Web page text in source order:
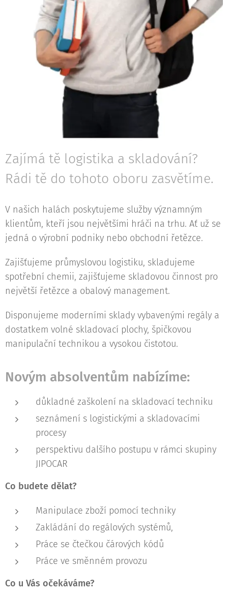
Zajímá tě logistika a skladování?
Rádi tě do tohoto oboru zasvětíme.
V našich halách poskytujeme služby významným
klientům, kteří jsou největšími hráči na trhu. Ať už se
jedná o výrobní podniky nebo obchodní řetězce.
Zajišťujeme průmyslovou logistiku, skladujeme
spotřební chemii, zajišťujeme skladovou činnost pro
největší řetězce a obalový management.
Disponujeme moderními sklady vybavenými regály a
dostatkem volné skladovací plochy, špičkovou
manipulační technikou a vysokou čistotou.
Novým absolventům nabízíme:
důkladné zaškolení na skladovací techniku
seznámení s logistickými a skladovacími
procesy
perspektivu dalšího postupu v rámci skupiny
JIPOCAR
Co budete dělat?
Manipulace zboží pomocí techniky
Zakládání do regálových systémů,
Práce se čtečkou čárových kódů
Práce ve směnném provozu
Co u Vás očekáváme?